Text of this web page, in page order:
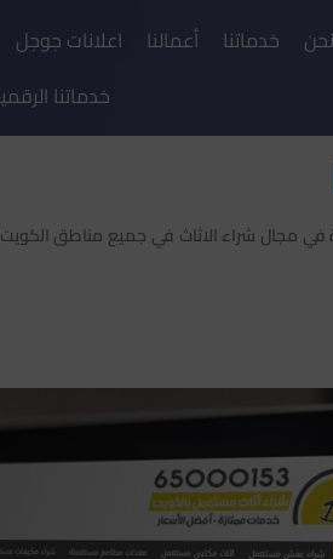
خدماتنا أعمالنا اعلانات جوجل
خدماتنا
في مجال شراء الاثاث في جميع مناطق